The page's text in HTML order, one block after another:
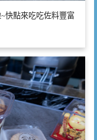
快點來吃吃佐料豐富